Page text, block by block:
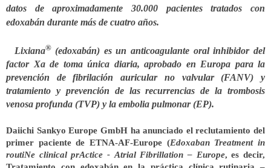
datos de aproximadamente 30.000 pacientes tratados con
edoxabán durante más de cuatro años.
Lixiana®(edoxabán) es un anticoagulante oral inhibidor del
factor Xa de toma única diaria, aprobado en Europa para la
prevención de fibrilación auricular no valvular (FANV) y
tratamiento y prevención de las recurrencias de la trombosis
venosa profunda (TVP) y la embolia pulmonar (EP).
Daiichi Sankyo Europe GmbH ha anunciado el reclutamiento del
primer paciente de ETNA-AF-Europe (Edoxaban Treatment in
routiNe clinical prActice - Atrial Fibrillation – Europe, es decir,